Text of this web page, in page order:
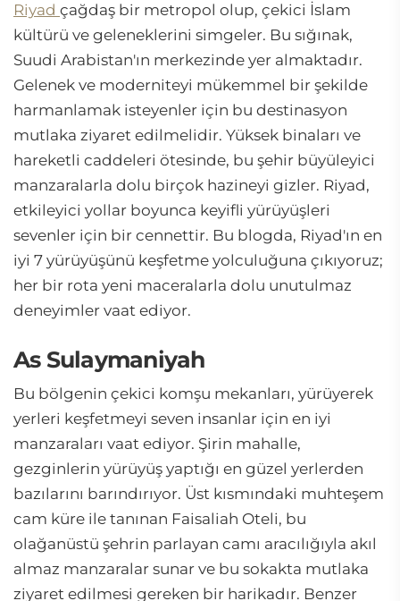
Riyad çağdaş bir metropol olup, çekici İslam
kültürü ve geleneklerini simgeler. Bu sığınak,
Suudi Arabistan'ın merkezinde yer almaktadır.
Gelenek ve moderniteyi mükemmel bir şekilde
harmanlamak isteyenler için bu destinasyon
mutlaka ziyaret edilmelidir. Yüksek binaları ve
hareketli caddeleri ötesinde, bu şehir büyüleyici
manzaralarla dolu birçok hazineyi gizler. Riyad,
etkileyici yollar boyunca keyifli yürüyüşleri
sevenler için bir cennettir. Bu blogda, Riyad'ın en
iyi 7 yürüyüşünü keşfetme yolculuğuna çıkıyoruz;
her bir rota yeni maceralarla dolu unutulmaz
deneyimler vaat ediyor.
As Sulaymaniyah
Bu bölgenin çekici komşu mekanları, yürüyerek
yerleri keşfetmeyi seven insanlar için en iyi
manzaraları vaat ediyor. Şirin mahalle,
gezginlerin yürüyüş yaptığı en güzel yerlerden
bazılarını barındırıyor. Üst kısmındaki muhteşem
cam küre ile tanınan Faisaliah Oteli, bu
olağanüstü şehrin parlayan camı aracılığıyla akıl
almaz manzaralar sunar ve bu sokakta mutlaka
ziyaret edilmesi gereken bir harikadır. Benzer